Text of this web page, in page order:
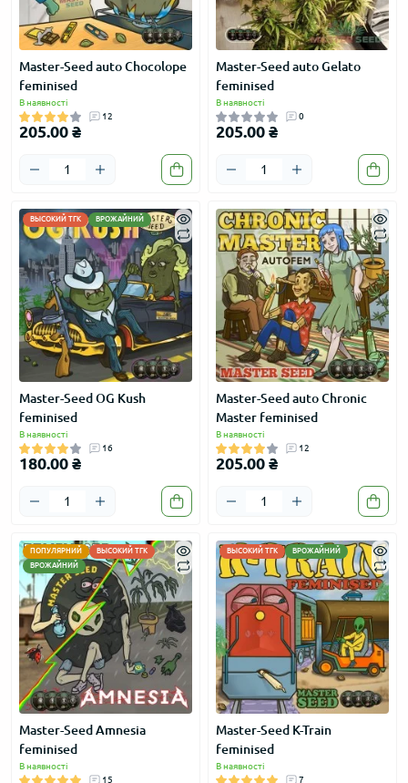
Master-Seed auto Chocolope
feminised
В наявності
12
205.00 ₴
Master-Seed auto Gelato
feminised
В наявності
0
205.00 ₴
ВЫСОКИЙ ТГК ВРОЖАЙНИЙ
Master-Seed OG Kush
feminised
В наявності
16
180.00 ₴
Master-Seed auto Chronic
Master feminised
В наявності
12
205.00 ₴
ПОПУЛЯРНИЙ
ВЫСОКИЙ ТГК
ВРОЖАЙНИЙ
Master-Seed Amnesia
feminised
В наявності
15
ВЫСОКИЙ ТГК ВРОЖАЙНИЙ
Master-Seed K-Train
feminised
В наявності
7